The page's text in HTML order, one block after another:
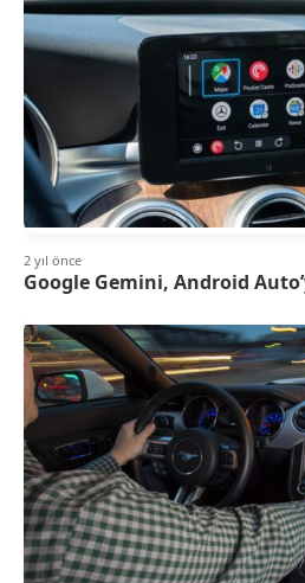
2 yıl önce
Google Gemini, Android